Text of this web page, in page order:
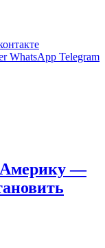
WhatsApp Telegram
Америку —